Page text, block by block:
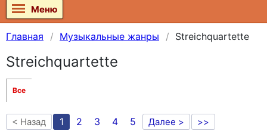
Меню
Главная Музыкальные жанры Streichquartette
Streichquartette
Все
< Назад 1 2 3 4 5 Далее > >>